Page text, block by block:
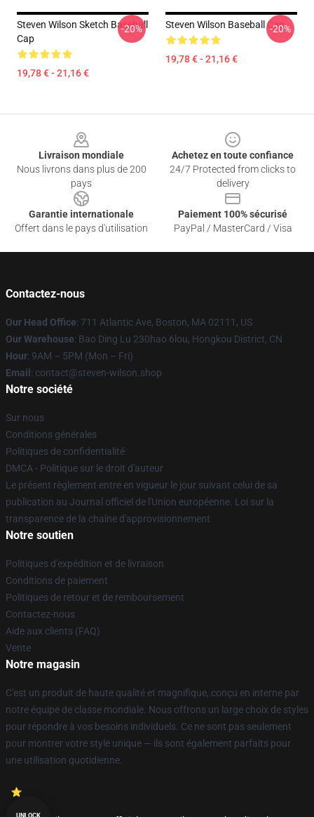
Steven Wilson Sketch Baseball
Cap
19,78 € - 21,16 €
-20% Steven Wilson Baseball Cap
19,78 € - 21,16 €
-20%
Livraison mondiale
Nous livrons dans plus de 200
pays
Achetez en toute confiance
24/7 Protected from clicks to
delivery
Garantie internationale
Offert dans le pays d'utilisation
Paiement 100% sécurisé
PayPal / MasterCard / Visa
Contactez-nous
Our Head Office: 711 Atlantic Ave, Boston, MA 02111, US
Our Warehouse: Bao Ding Lu 230hao 6lou, Hongkou District, CN
Hour: 9AM – 5PM (Mon – Fri)
Email : contact@steven-wilson.shop
Notre société
Sur nous
Conditions générales
Politiques de confidentialité
DMCA - Politique sur le droit d'auteur
Le présent règlement entre en vigueur le jour suivant celui de sa
publication au Journal officiel de l'Union européenne. Loi sur la
transparence de la chaîne d'approvisionnement
Notre soutien
Politiques d'expédition et de livraison
Conditions de paiement
Politiques de retour et de remboursement
Contactez-nous
Aide aux clients (FAQ)
Vente
Notre magasin
C'est un produit de haute qualité et magnifique, conçu en interne par
notre équipe de classe mondiale. Nous offrons un large choix de styles
pour répondre à vos besoins individuels. Ce ne sont pas seulement
pour montrer votre style unique — ils sont également parfaits pour
une utilisation quotidienne.
UNLOCK